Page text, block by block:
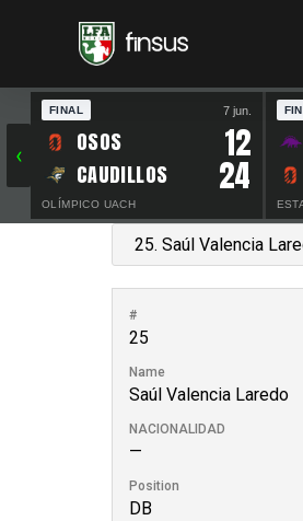
‹
FINAL 7 jun.
OSOS 12
CAUDILLOS 24
OLÍMPICO UACH
#
25
Name
Saúl Valencia Laredo
NACIONALIDAD
—
Position
DB